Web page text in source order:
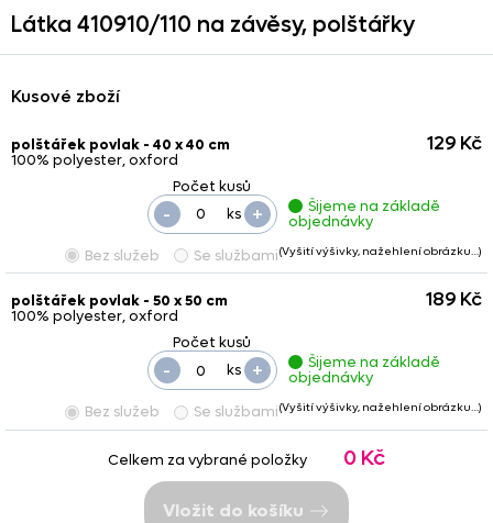
Látka 410910/110 na závěsy, polštářky
Kusové zboží
polštářek povlak - 40 x 40 cm
100% polyester, oxford
ks +
-
129 Kč
Šijeme na základě
objednávky
Bez služeb
Se službami(Vyšití výšivky, nažehlení obrázku…)
polštářek povlak - 50 x 50 cm
100% polyester, oxford
ks +
-
189 Kč
Šijeme na základě
objednávky
Bez služeb
Se službami(Vyšití výšivky, nažehlení obrázku…)
Celkem za vybrané položky 0 Kč
Vložit do košíku